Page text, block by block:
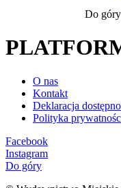
Do góry
O nas
Kontakt
Deklaracja
Polityka
Facebook
Instagram
Do góry